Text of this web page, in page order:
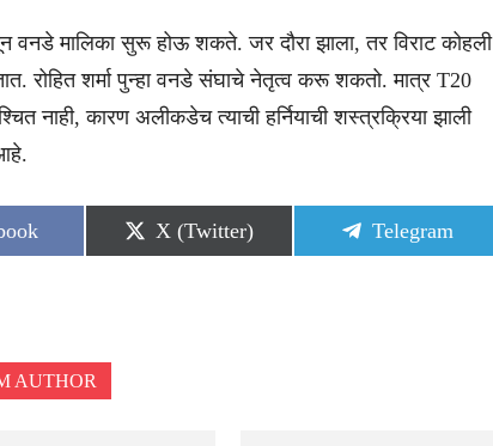
वनडे मालिका सुरू होऊ शकते. जर दौरा झाला, तर विराट कोहली
रोहित शर्मा पुन्हा वनडे संघाचे नेतृत्व करू शकतो. मात्र T20
नाही, कारण अलीकडेच त्याची हर्नियाची शस्त्रक्रिया झाली
Share
on
X (Twitter)
Share
on
Telegram
AUTHOR